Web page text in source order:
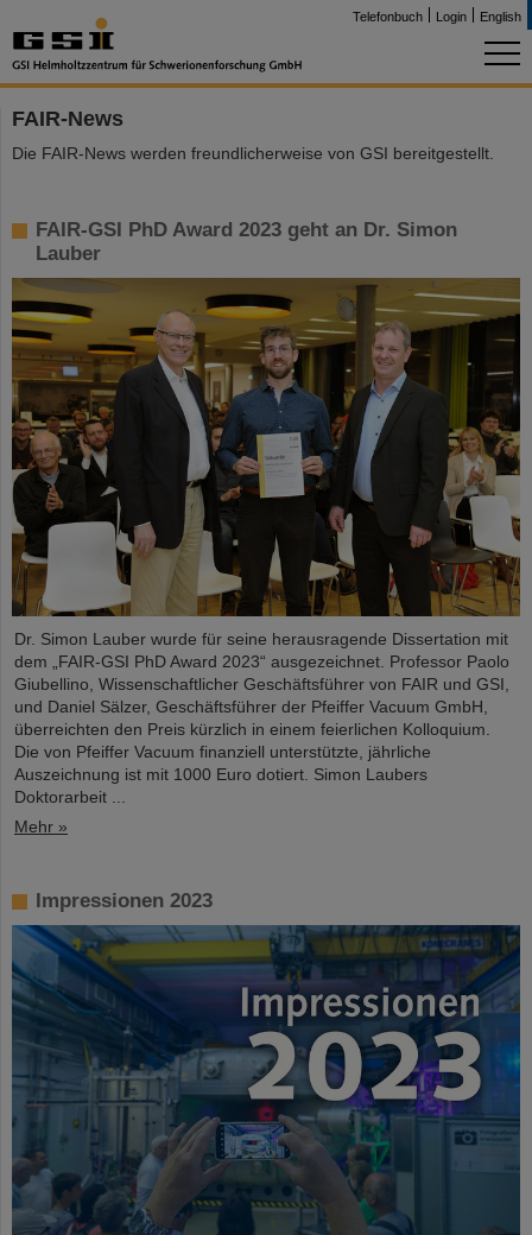
Telefonbuch Login English
FAIR-News
Die FAIR-News werden freundlicherweise von GSI bereitgestellt.
FAIR-GSI PhD Award 2023 geht an Dr. Simon
Lauber
Dr. Simon Lauber wurde für seine herausragende Dissertation mit
dem „FAIR-GSI PhD Award 2023“ ausgezeichnet. Professor Paolo
Giubellino, Wissenschaftlicher Geschäftsführer von FAIR und GSI,
und Daniel Sälzer, Geschäftsführer der Pfeiffer Vacuum GmbH,
überreichten den Preis kürzlich in einem feierlichen Kolloquium.
Die von Pfeiffer Vacuum finanziell unterstützte, jährliche
Auszeichnung ist mit 1000 Euro dotiert. Simon Laubers
Doktorarbeit ...
Mehr »
Impressionen 2023